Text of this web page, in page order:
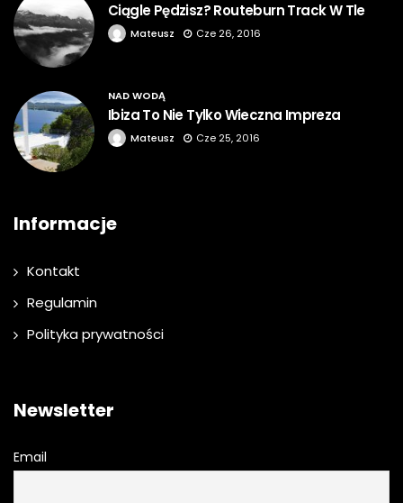
Ciągle Pędzisz? Routeburn Track W Tle
Mateusz Cze 26, 2016
NAD WODĄ
Ibiza To Nie Tylko Wieczna Impreza
Mateusz Cze 25, 2016
Informacje
Kontakt
Regulamin
Polityka prywatności
Newsletter
Email